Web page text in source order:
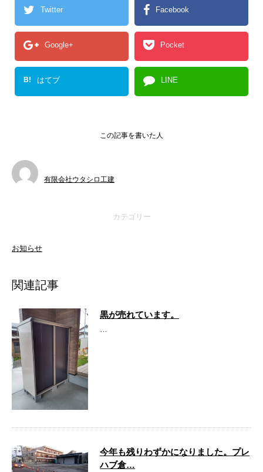
Twitter Facebook
Google+ Pocket
B! はてブ LINE
この記事を書いた人
有限会社ウタシロ工建
カテゴリー
お知らせ
関連記事
黒が売れています。
今年も残りわずかになりました。プレ
ハブ倉…